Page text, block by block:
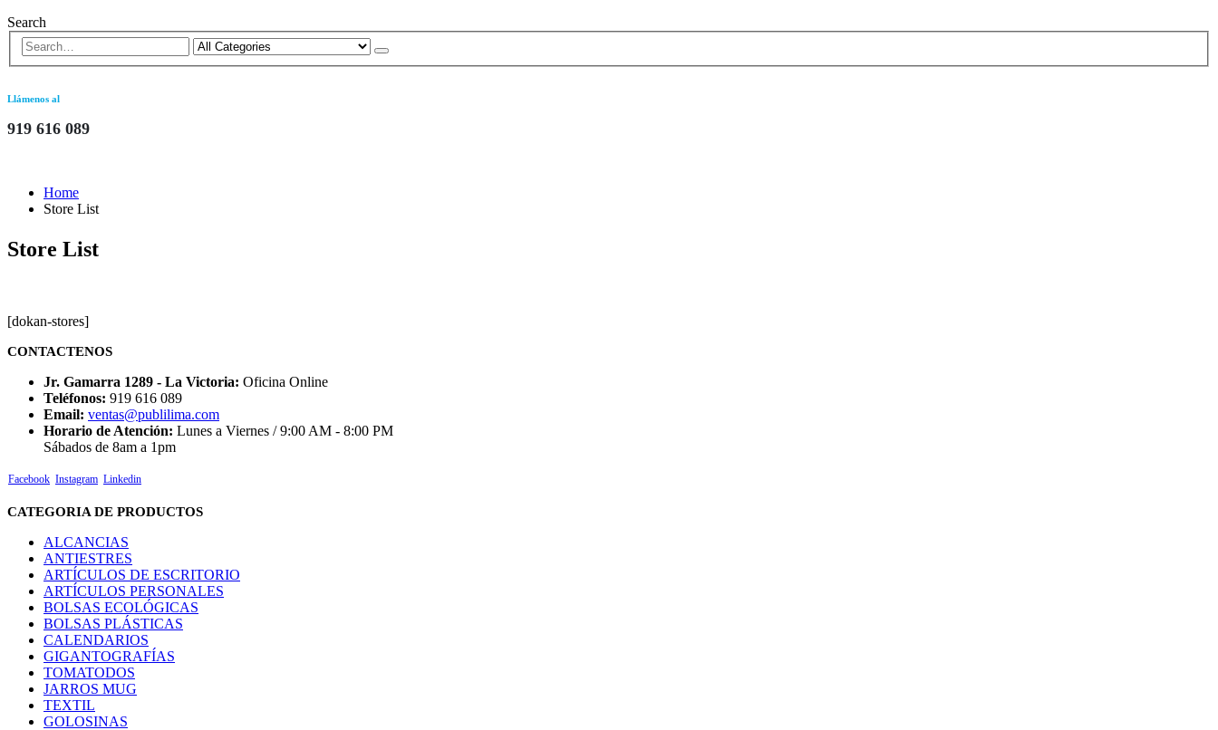
Search
Llámenos al
919 616 089
Home
Store List
Store List
[dokan-stores]
CONTACTENOS
Jr. Gamarra 1289 - La Victoria: Oficina Online
Teléfonos: 919 616 089
Email: ventas@publilima.com
Horario de Atención: Lunes a Viernes / 9:00 AM - 8:00 PM
Sábados de 8am a 1pm
Facebook Instagram Linkedin
CATEGORIA DE PRODUCTOS
ALCANCIAS
ANTIESTRES
ARTÍCULOS DE ESCRITORIO
ARTÍCULOS PERSONALES
BOLSAS ECOLÓGICAS
BOLSAS PLÁSTICAS
CALENDARIOS
GIGANTOGRAFÍAS
TOMATODOS
JARROS MUG
TEXTIL
GOLOSINAS